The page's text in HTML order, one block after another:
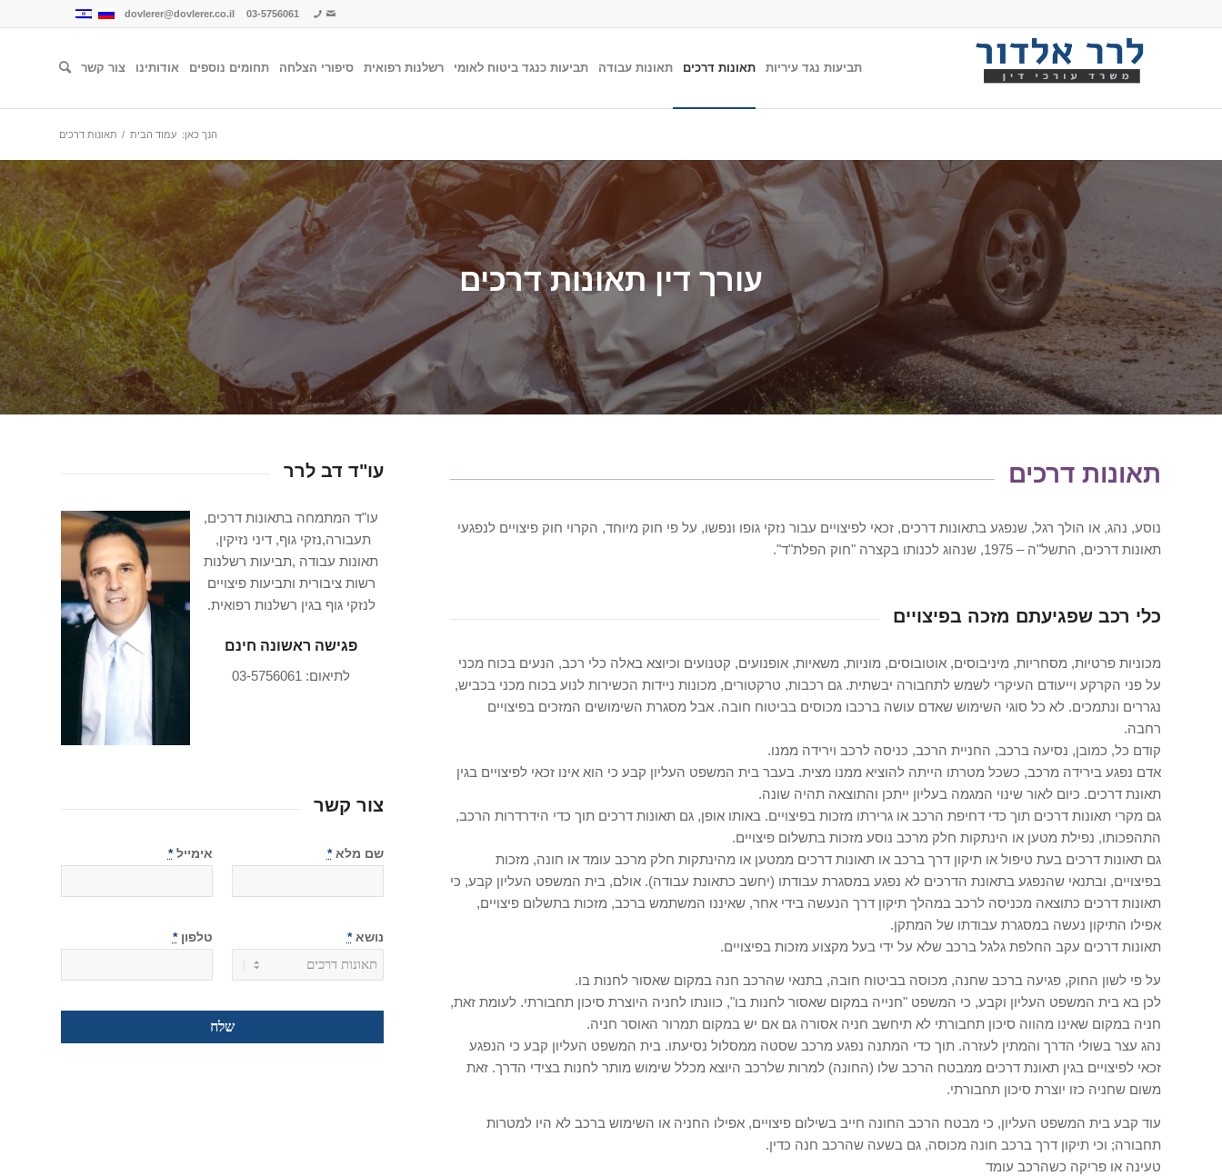
dovlerer@dovlerer.co.il 03-5756061
תביעות נגד עיריות תאונות דרכים תאונות עבודה תביעות כנגד ביטוח לאומי רשלנות רפואית סיפורי הצלחה תחומים נוספים אודותינו צור קשר
הנך כאן: עמוד הבית / תאונות דרכים
עורך דין תאונות דרכים
תאונות דרכים
נוסע, נהג, או הולך רגל, שנפגע בתאונות דרכים, זכאי לפיצויים עבור נזקי גופו ונפשו, על פי חוק מיוחד, הקרוי חוק פיצויים לנפגעי
תאונות דרכים, התשל"ה – 1975, שנהוג לכנותו בקצרה "חוק הפלת"ד".
כלי רכב שפגיעתם מזכה בפיצויים
מכוניות פרטיות, מסחריות, מיניבוסים, אוטובוסים, מוניות, משאיות, אופנועים, קטנועים וכיוצא באלה כלי רכב, הנעים בכוח מכני
על פני הקרקע וייעודם העיקרי לשמש לתחבורה יבשתית. גם רכבות, טרקטורים, מכונות ניידות הכשירות לנוע בכוח מכני בכביש,
נגררים ונתמכים. לא כל סוגי השימוש שאדם עושה ברכבו מכוסים בביטוח חובה. אבל מסגרת השימושים המזכים בפיצויים
רחבה.
קודם כל, כמובן, נסיעה ברכב, החניית הרכב, כניסה לרכב וירידה ממנו.
אדם נפגע בירידה מרכב, כשכל מטרתו הייתה להוציא ממנו מצית. בעבר בית המשפט העליון קבע כי הוא אינו זכאי לפיצויים בגין
תאונת דרכים. כיום לאור שינוי המגמה בעליון ייתכן והתוצאה תהיה שונה.
גם מקרי תאונות דרכים תוך כדי דחיפת הרכב או גרירתו מזכות בפיצויים. באותו אופן, גם תאונות דרכים תוך כדי הידרדרות הרכב,
התהפכותו, נפילת מטען או הינתקות חלק מרכב נוסע מזכות בתשלום פיצויים.
גם תאונות דרכים בעת טיפול או תיקון דרך ברכב או תאונות דרכים ממטען או מהינתקות חלק מרכב עומד או חונה, מזכות
בפיצויים, ובתנאי שהנפגע בתאונת הדרכים לא נפגע במסגרת עבודתו (יחשב כתאונת עבודה). אולם, בית המשפט העליון קבע, כי
תאונות דרכים כתוצאה מכניסה לרכב במהלך תיקון דרך הנעשה בידי אחר, שאיננו המשתמש ברכב, מזכות בתשלום פיצויים,
אפילו התיקון נעשה במסגרת עבודתו של המתקן.
תאונות דרכים עקב החלפת גלגל ברכב שלא על ידי בעל מקצוע מזכות בפיצויים.
על פי לשון החוק, פגיעה ברכב שחנה, מכוסה בביטוח חובה, בתנאי שהרכב חנה במקום שאסור לחנות בו.
לכן בא בית המשפט העליון וקבע, כי המשפט "חנייה במקום שאסור לחנות בו", כוונתו לחניה היוצרת סיכון תחבורתי. לעומת זאת,
חניה במקום שאינו מהווה סיכון תחבורתי לא תיחשב חניה אסורה גם אם יש במקום תמרור האוסר חניה.
נהג עצר בשולי הדרך והמתין לעזרה. תוך כדי המתנה נפגע מרכב שסטה ממסלול נסיעתו. בית המשפט העליון קבע כי הנפגע
זכאי לפיצויים בגין תאונת דרכים ממבטח הרכב שלו (החונה) למרות שלרכב היוצא מכלל שימוש מותר לחנות בצידי הדרך. זאת
משום שחניה כזו יוצרת סיכון תחבורתי.
עוד קבע בית המשפט העליון, כי מבטח הרכב החונה חייב בשילום פיצויים, אפילו החניה או השימוש ברכב לא היו למטרות
תחבורה; וכי תיקון דרך ברכב חונה מכוסה, גם בשעה שהרכב חנה כדין.
טעינה או פריקה כשהרכב עומד
עו"ד דב לרר
עו"ד המתמחה בתאונות דרכים,
תעבורה,נזקי גוף, דיני נזיקין,
תאונות עבודה ,תביעות רשלנות
רשות ציבורית ותביעות פיצויים
לנזקי גוף בגין רשלנות רפואית.
פגישה ראשונה חינם
לתיאום: 03-5756061
צור קשר
שם מלא* אימייל*
נושא* טלפון*